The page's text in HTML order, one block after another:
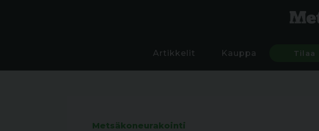
Artikkelit Kauppa Tilaa
Metsäkoneurakointi